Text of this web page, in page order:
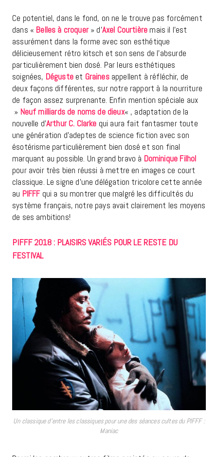
Ce potentiel, dans le fond, on ne le trouve pas forcément
dans « Belles à croquer» d’Axel Courtière mais il l’est
assurément dans la forme avec son esthétique
délicieusement rétro kitsch et son sens de l’absurde
particulièrement bien dosé. Par leurs esthétiques
soignées, Déguste et Graines appellent à réfléchir, de
deux façons différentes, sur notre rapport à la nourriture
de façon assez surprenante. Enfin mention spéciale aux
» Neuf milliards de noms de dieux« , adaptation de la
nouvelle d’Arthur C. Clarke qui aura fait fantasmer toute
une génération d’adeptes de science fiction avec son
ésotérisme particulièrement bien dosé et son final
marquant au possible. Un grand bravo à Dominique Filhol
pour avoir très bien réussi à mettre en images ce court
classique. Le signe d’une délégation tricolore cette année
au PIFFF qui a su montrer que malgré les difficultés du
système français, notre pays avait clairement les moyens
de ses ambitions!
PIFFF 2018 : PLAISIRS VARIÉS POUR LE RESTE DU
FESTIVAL
Un classique d’entre les classiques pour une des séances cultes du PIFFF :
Maniac